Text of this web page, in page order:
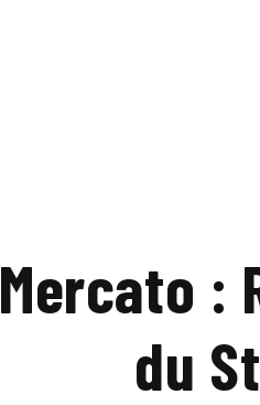
Mercato :
du